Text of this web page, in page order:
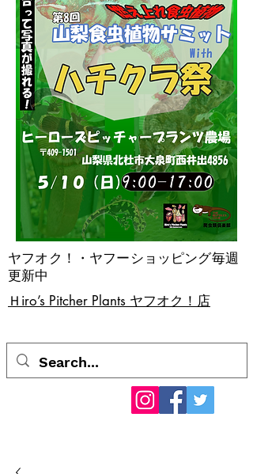
​Ｈiro’s Pitcher Plants ヤフオク！店
ヤフオク！・ヤフーショッピング毎週
更新中